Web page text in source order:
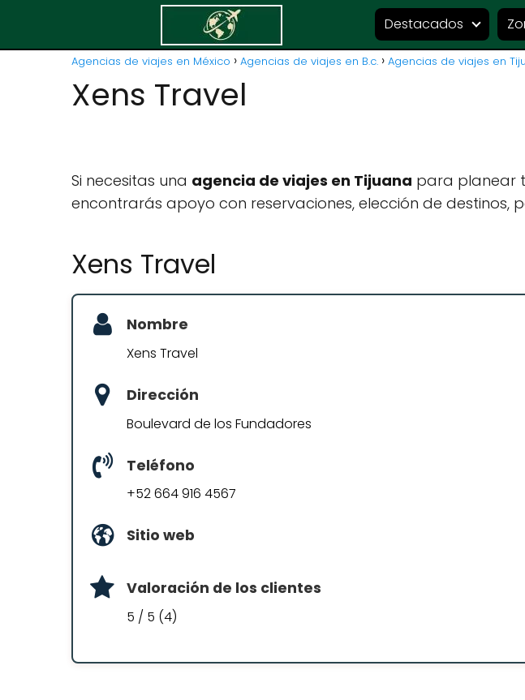
Destacados
Agencias de viajes en México Agencias de viajes en B.c. Agencias de viajes en
Xens Travel
Si necesitas una agencia de viajes en Tijuana para planear
encontrarás apoyo con reservaciones, elección de
Xens Travel
Nombre
Xens Travel
Dirección
Boulevard de los Fundadores
Teléfono
+52 664 916 4567
Sitio web
Valoración de los clientes
5 / 5 (4)